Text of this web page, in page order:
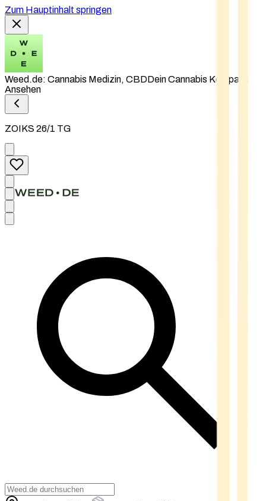
Zum Hauptinhalt springen
Weed.de: Cannabis Medizin, CBDDein Cannabis Kompass
Ansehen
ZOIKS 26/1 TG